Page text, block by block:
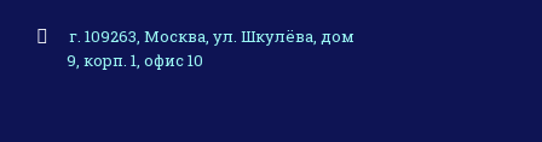
г. 109263, Москва, ул. Шкулёва, дом
9, корп. 1, офис 10